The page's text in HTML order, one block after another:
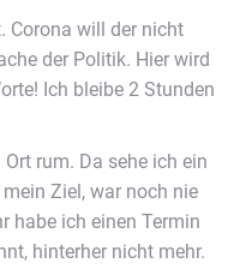
Corona will der nicht
der Politik. Hier wird
Ich bleibe 2 Stunden
rum. Da sehe ich ein
Ziel, war noch nie
habe ich einen Termin
hinterher nicht mehr.